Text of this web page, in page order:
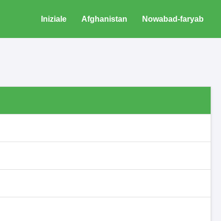
Iniziale Afghanistan Nowabad-faryab